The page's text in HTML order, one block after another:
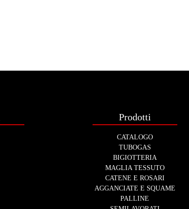
Prodotti
CATALOGO
TUBOGAS
BIGIOTTERIA
MAGLIA TESSUTO
CATENE E ROSARI
AGGANCIATE E SQUAME
PALLINE